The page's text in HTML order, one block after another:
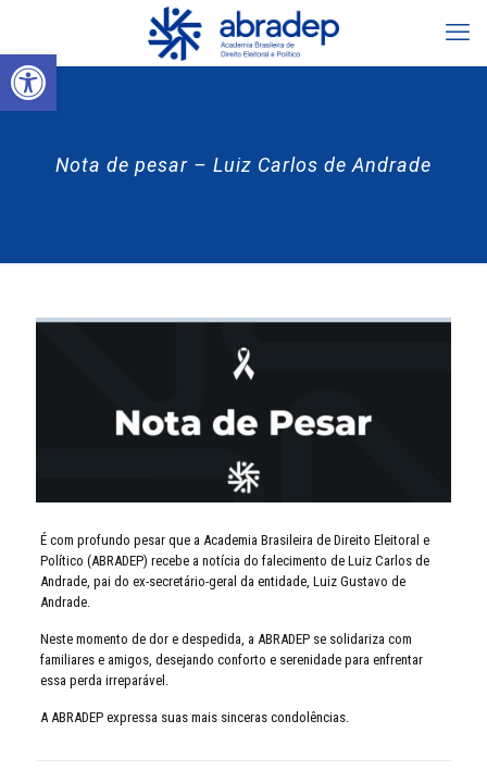
Abrir a barra de ferramentas
Nota de pesar – Luiz Carlos de Andrade
É com profundo pesar que a Academia Brasileira de Direito Eleitoral e
Político (ABRADEP) recebe a notícia do falecimento de Luiz Carlos de
Andrade, pai do ex-secretário-geral da entidade, Luiz Gustavo de
Andrade.
Neste momento de dor e despedida, a ABRADEP se solidariza com
familiares e amigos, desejando conforto e serenidade para enfrentar
essa perda irreparável.
A ABRADEP expressa suas mais sinceras condolências.